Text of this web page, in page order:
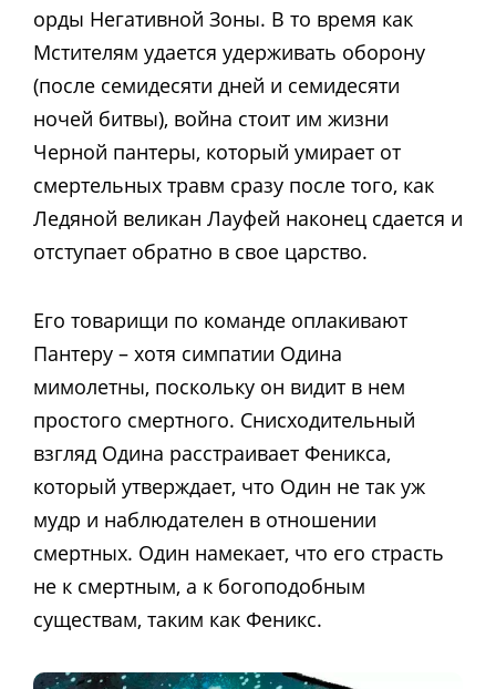
орды Негативной Зоны. В то время как
Мстителям удается удерживать оборону
(после семидесяти дней и семидесяти
ночей битвы), война стоит им жизни
Черной пантеры, который умирает от
смертельных травм сразу после того, как
Ледяной великан Лауфей наконец сдается и
отступает обратно в свое царство.
Его товарищи по команде оплакивают
Пантеру – хотя симпатии Одина
мимолетны, поскольку он видит в нем
простого смертного. Снисходительный
взгляд Одина расстраивает Феникса,
который утверждает, что Один не так уж
мудр и наблюдателен в отношении
смертных. Один намекает, что его страсть
не к смертным, а к богоподобным
существам, таким как Феникс.